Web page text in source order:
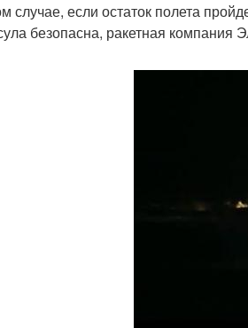
случае, если остаток полета
безопасна, ракетная компания